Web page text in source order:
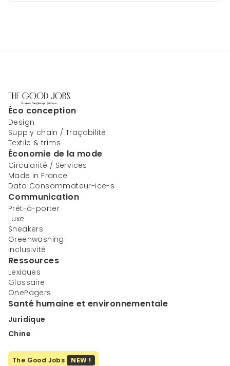
Éco conception
Design
Supply chain / Traçabilité
Textile & trims
Économie de la mode
Circularité / Services
Made in France
Data Consommateur-ice-s
Communication
Prêt-à-porter
Luxe
Sneakers
Greenwashing
Inclusivité
Ressources
Lexiques
Glossaire
OnePagers
Santé humaine et environnementale
Juridique
Chine
The Good Jobs NEW !